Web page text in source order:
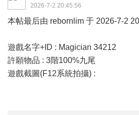
2026-7-2 20:45:56
本帖最后由 rebornlim 于 2026-7-2
遊戲名字+ID : Magician 34212
許願物品 : 3階100%九尾
遊戲截圖(F12系統拍攝) :